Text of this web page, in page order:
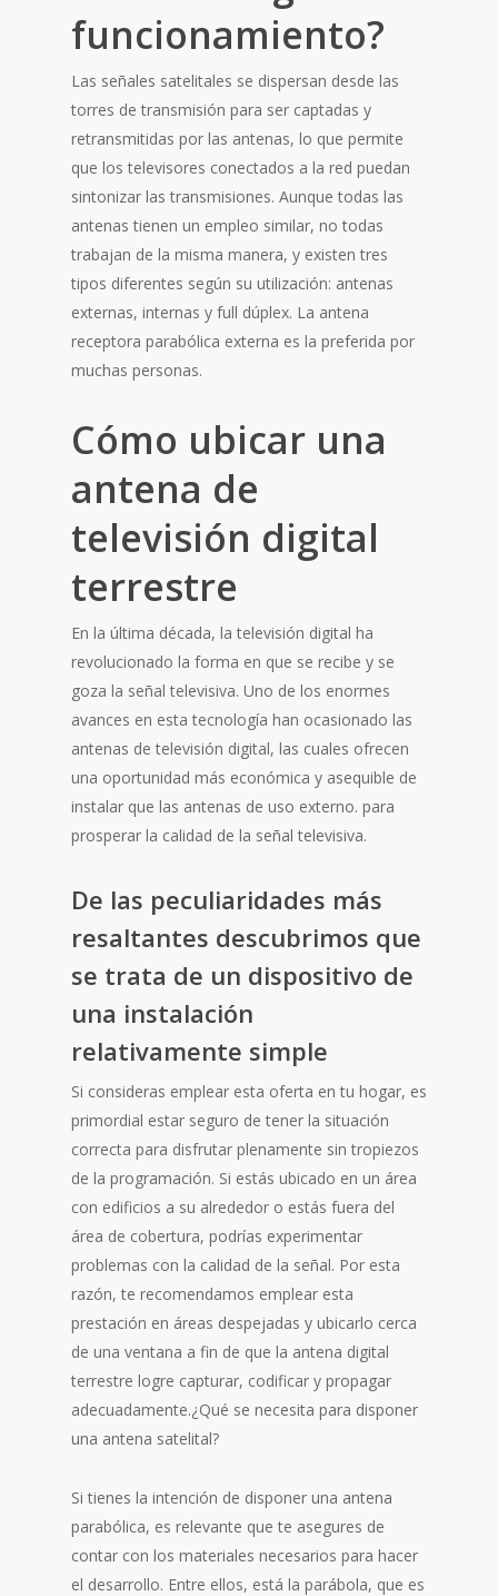
funcionamiento?
Las señales satelitales se dispersan desde las
torres de transmisión para ser captadas y
retransmitidas por las antenas, lo que permite
que los televisores conectados a la red puedan
sintonizar las transmisiones. Aunque todas las
antenas tienen un empleo similar, no todas
trabajan de la misma manera, y existen tres
tipos diferentes según su utilización: antenas
externas, internas y full dúplex. La antena
receptora parabólica externa es la preferida por
muchas personas.
Cómo ubicar una
antena de
televisión digital
terrestre
En la última década, la televisión digital ha
revolucionado la forma en que se recibe y se
goza la señal televisiva. Uno de los enormes
avances en esta tecnología han ocasionado las
antenas de televisión digital, las cuales ofrecen
una oportunidad más económica y asequible de
instalar que las antenas de uso externo. para
prosperar la calidad de la señal televisiva.
De las peculiaridades más
resaltantes descubrimos que
se trata de un dispositivo de
una instalación
relativamente simple
Si consideras emplear esta oferta en tu hogar, es
primordial estar seguro de tener la situación
correcta para disfrutar plenamente sin tropiezos
de la programación. Si estás ubicado en un área
con edificios a su alrededor o estás fuera del
área de cobertura, podrías experimentar
problemas con la calidad de la señal. Por esta
razón, te recomendamos emplear esta
prestación en áreas despejadas y ubicarlo cerca
de una ventana a fin de que la antena digital
terrestre logre capturar, codificar y propagar
adecuadamente.¿Qué se necesita para disponer
una antena satelital?
Si tienes la intención de disponer una antena
parabólica, es relevante que te asegures de
contar con los materiales necesarios para hacer
el desarrollo. Entre ellos, está la parábola, que es